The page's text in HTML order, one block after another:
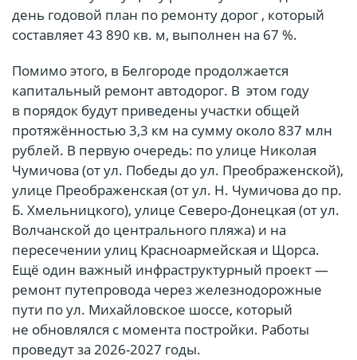
день годовой план по ремонту дорог , который
составляет 43 890 кв. м, выполнен на 67 %.
Помимо этого, в Белгороде продолжается
капитальный ремонт автодорог. В этом году
в порядок будут приведены участки общей
протяжённостью 3,3 км на сумму около 837 млн
рублей. В первую очередь: по улице Николая
Чумичова (от ул. Победы до ул. Преображенской),
улице Преображенская (от ул. Н. Чумичова до пр.
Б. Хмельницкого), улице Северо-Донецкая (от ул.
Волчанской до центрального пляжа) и на
пересечении улиц Красноармейская и Щорса.
Ещё один важный инфраструктурный проект —
ремонт путепровода через железнодорожные
пути по ул. Михайловское шоссе, который
не обновлялся с момента постройки. Работы
проведут за 2026-2027 годы.